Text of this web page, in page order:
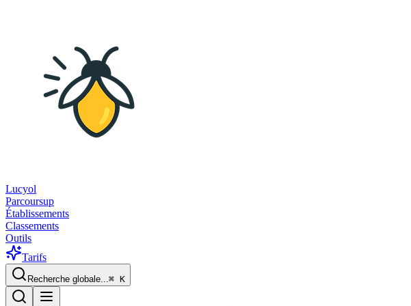
Lucyol
Parcoursup
Établissements
Classements
Outils
Tarifs
Recherche globale...⌘ K